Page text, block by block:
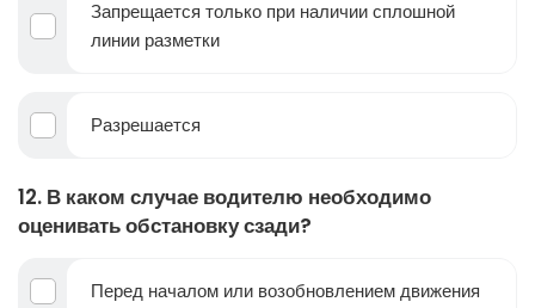
Запрещается только при наличии сплошной
линии разметки
Разрешается
12. В каком случае водителю необходимо
оценивать обстановку сзади?
Перед началом или возобновлением движения